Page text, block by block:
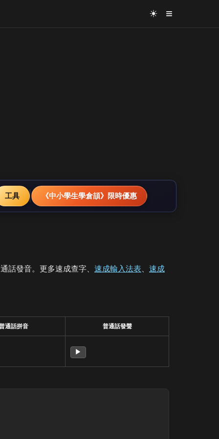
☀ ≡
工具 《中小學生學倉頡》限時優惠
話發音。更多速成查字、 速成輸入法表、 速成
通話拼音 普通話發聲
▶